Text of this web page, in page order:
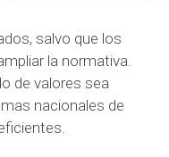
salvo que los
la normativa.
de valores sea
nacionales de